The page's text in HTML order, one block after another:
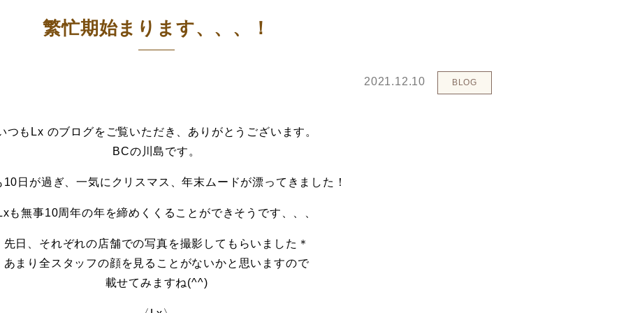
繁忙期始まります、、、！
2021.12.10 BLOG
つもLx のブログをご覧いただき、ありがとうございます。
BCの川島です。
10日が過ぎ、一気にクリスマス、年末ムードが漂ってきました！
も無事10周年の年を締めくくることができそうです、、、
先日、それぞれの店舗での写真を撮影してもらいました＊
あまり全スタッフの顔を見ることがないかと思いますので
載せてみますね(^^)